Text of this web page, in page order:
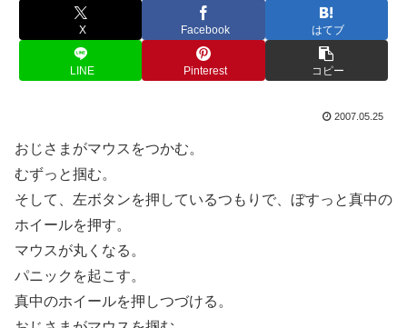
X Facebook はてブ
LINE Pinterest コピー
2007.05.25
おじさまがマウスをつかむ。
むずっと掴む。
そして、左ボタンを押しているつもりで、ぼすっと真中の
ホイールを押す。
マウスが丸くなる。
パニックを起こす。
真中のホイールを押しつづける。